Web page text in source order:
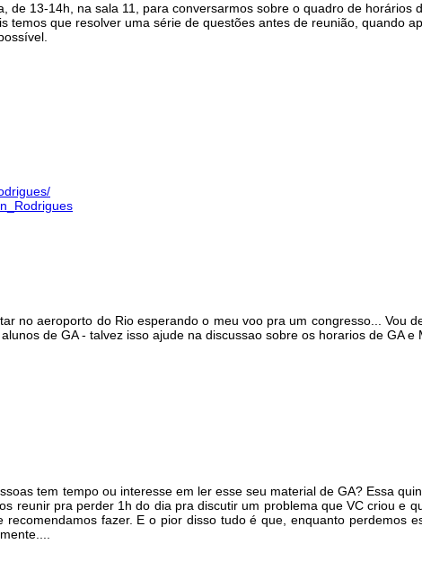
de 13-14h, na sala 11, para conversarmos sobre o quadro de horários
temos que resolver uma série de questões antes de reunião, quando
no aeroporto do Rio esperando o meu voo pra um congresso... Vou
de GA - talvez isso ajude na discussao sobre os horarios de GA e
tem tempo ou interesse em ler esse seu material de GA? Essa
reunir pra perder 1h do dia pra discutir um problema que VC criou e
recomendamos fazer. E o pior disso tudo é que, enquanto perdemos